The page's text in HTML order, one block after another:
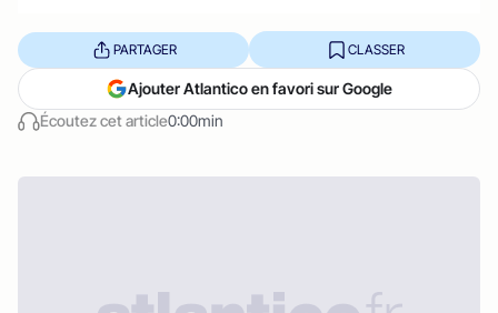
Écoutez cet article0:00min
PARTAGER CLASSER
Ajouter Atlantico en favori sur Google